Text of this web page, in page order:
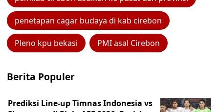
penetapan cagar budaya di kab cirebon
Pleno kpu bekasi PMI asal Cirebon
Berita Populer
Prediksi Line-up Timnas Indonesia vs